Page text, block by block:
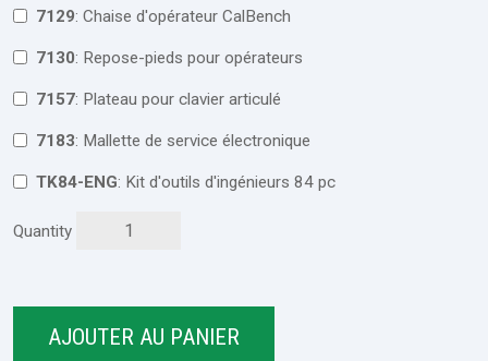
7129: Chaise d'opérateur CalBench
7130 : Repose-pieds pour opérateurs
7157: Plateau pour clavier articulé
7183: Mallette de service électronique
TK84-ENG: Kit d'outils d'ingénieurs 84 pc
Quantity